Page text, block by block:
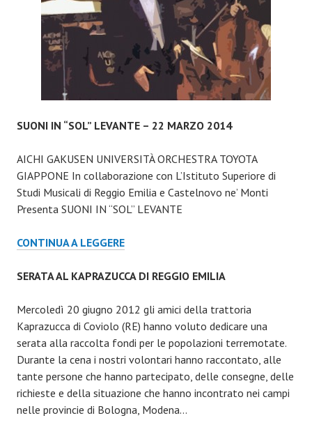
SUONI IN “SOL” LEVANTE – 22 MARZO 2014
AICHI GAKUSEN UNIVERSITÀ ORCHESTRA TOYOTA
GIAPPONE In collaborazione con L’Istituto Superiore di
Studi Musicali di Reggio Emilia e Castelnovo ne’ Monti
Presenta SUONI IN “SOL” LEVANTE
CONTINUA A LEGGERESUONI
“SOL”
–
22
MARZO
2014
SERATA AL KAPRAZUCCA DI REGGIO EMILIA
Mercoledì 20 giugno 2012 gli amici della trattoria
Kaprazucca di Coviolo (RE) hanno voluto dedicare una
serata alla raccolta fondi per le popolazioni terremotate.
Durante la cena i nostri volontari hanno raccontato, alle
tante persone che hanno partecipato, delle consegne, delle
richieste e della situazione che hanno incontrato nei campi
nelle provincie di Bologna, Modena…